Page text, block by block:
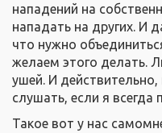
нападений на
нападать на других. И
что нужно
желаем этого делать.
ушей. И
слушать, если я всегда
Такое вот у нас